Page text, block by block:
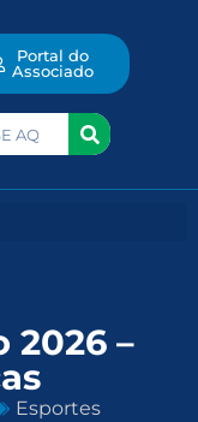
Portal do
Associado
2026 –
Esportes